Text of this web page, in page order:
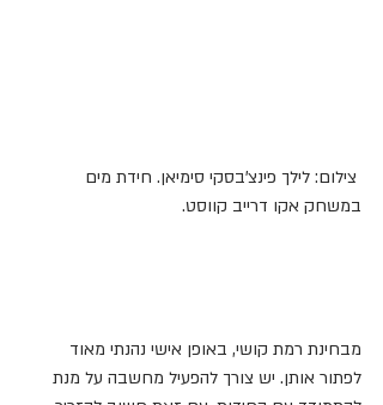
צילום: לילך פינצ'בסקי סימיאן. חידת מים
במשחק אקו דרייב קווסט.
מבחינת רמת קושי, באופן אישי נהנתי מאוד
לפתור אותן. יש צורך להפעיל מחשבה על מנת